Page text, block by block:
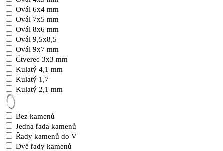
Ovál 6x4 mm
Ovál 7x5 mm
Ovál 8x6 mm
Ovál 9,5x8,5
Ovál 9x7 mm
Čtverec 3x3 mm
Kulatý 4,1 mm
Kulatý 1,7
Kulatý 2,1 mm
Bez kamenů
Jedna řada kamenů
Řady kamenů do V
Dvě řady kamenů